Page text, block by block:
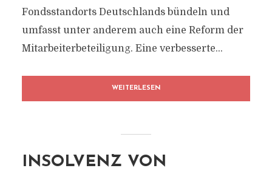
Fondsstandorts Deutschlands bündeln und
umfasst unter anderem auch eine Reform der
Mitarbeiterbeteiligung. Eine verbesserte...
WEITERLESEN
INSOLVENZ VON